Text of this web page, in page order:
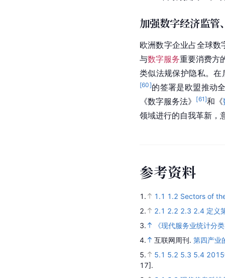
加强数字经济监管
欧洲数字企业占全球数
与数字服务重要消费方
类似法规保护隐私。
[60]的签署是欧盟推动
《数字服务法》
[61]和《
领域进行的自我革新，
参考资料
1. 1.1 1.2 Sectors of
2.
2.1 2.2 2.3 2.4 定义
3.
《现代服务业统计分
4.
互联网周刊. 第四产业
5.
5.1 5.2 5.3 5.4 2015
17].